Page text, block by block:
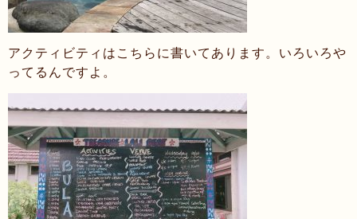
アクティビティはこちらに書いてあります。いろいろや
ってるんですよ。